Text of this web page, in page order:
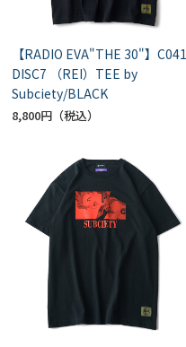
【RADIO EVA"THE 30"】C041
DISC7 （REI）TEE by
Subciety/BLACK
8,800円